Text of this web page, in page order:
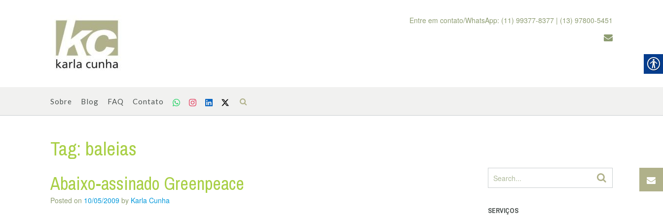
Entre em contato/WhatsApp: (11) 99377-8377 | (13) 97800-5451
Sobre Blog FAQ Contato
Tag: baleias
Abaixo-assinado Greenpeace
Posted on 10/05/2009 by Karla Cunha
SERVIÇOS